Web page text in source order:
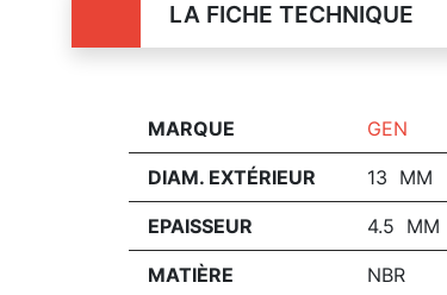
LA FICHE TECHNIQUE
MARQUE GEN
DIAM. EXTÉRIEUR 13 MM
EPAISSEUR 4.5 MM
MATIÈRE NBR